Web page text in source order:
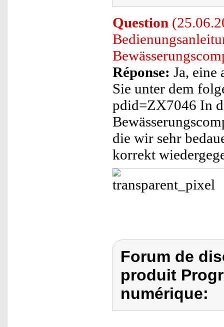
Question
Réponse: Ja, eine
Sie unter dem
pdid=ZX7046 In
die wir sehr
korrekt
Forum de
produit
numérique: